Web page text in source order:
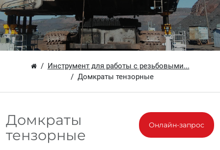
Инструмент для работы с резьбовыми...
Домкраты тензорные
Онлайн-запрос
Домкраты
тензорные